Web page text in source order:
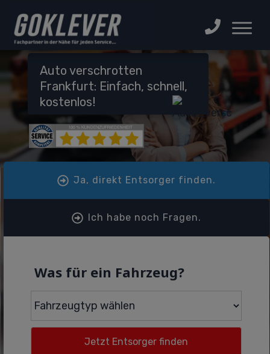
Auto verschrotten
Frankfurt: Einfach, schnell,
kostenlos!
Ja, direkt Entsorger finden.
Ich habe noch Fragen.
Was für ein Fahrzeug?